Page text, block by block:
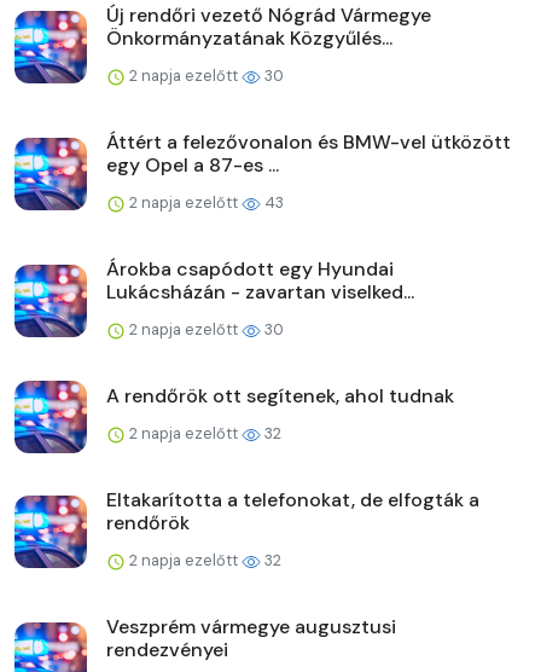
Új rendőri vezető Nógrád Vármegye
Önkormányzatának Közgyűlés...
2 napja ezelőtt 30
Áttért a felezővonalon és BMW-vel ütközött
egy Opel a 87-es ...
2 napja ezelőtt 43
Árokba csapódott egy Hyundai
Lukácsházán - zavartan viselked...
2 napja ezelőtt 30
A rendőrök ott segítenek, ahol tudnak
2 napja ezelőtt 32
Eltakarította a telefonokat, de elfogták a
rendőrök
2 napja ezelőtt 32
Veszprém vármegye augusztusi
rendezvényei